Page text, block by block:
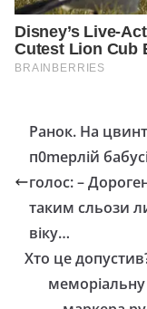
Ранок. На
п0mерлій
голос: –
таким сльози
віку…
Хто це